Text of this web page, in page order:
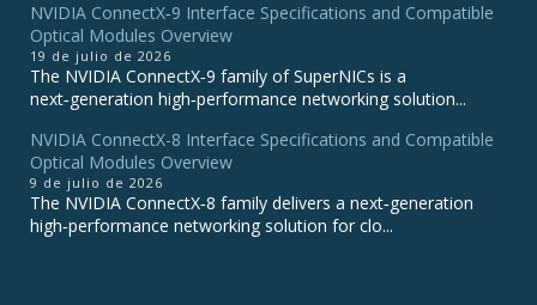
NVIDIA ConnectX‑9 Interface Specifications and Compatible
Optical Modules Overview
19 de julio de 2026
The NVIDIA ConnectX‑9 family of SuperNICs is a
next‑generation high‑performance networking solution...
NVIDIA ConnectX-8 Interface Specifications and Compatible
Optical Modules Overview
9 de julio de 2026
The NVIDIA ConnectX‑8 family delivers a next‑generation
high‑performance networking solution for clo...